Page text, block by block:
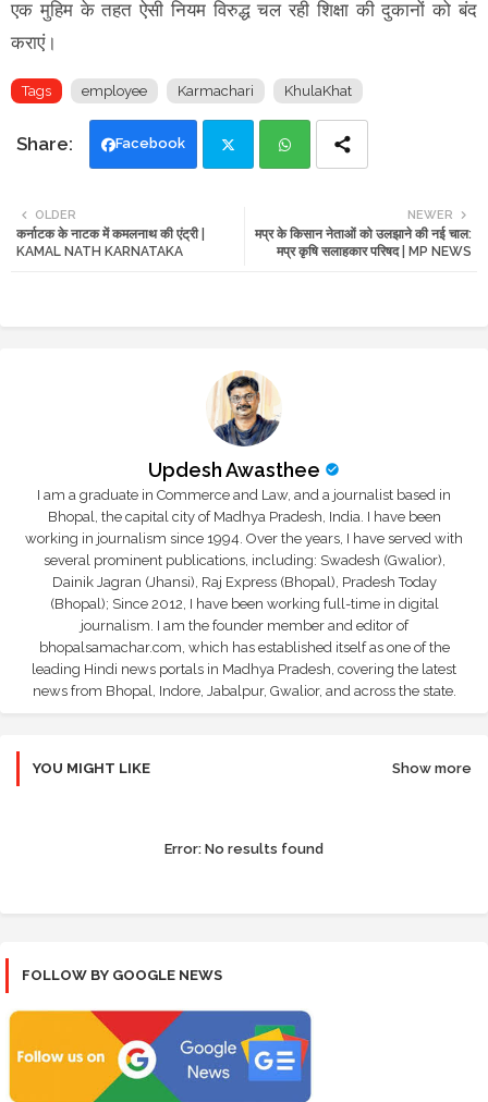
एक मुहिम के तहत ऐसी नियम विरुद्ध चल रही शिक्षा की दुकानों को बंद
कराएं।
Tags employee Karmachari KhulaKhat
Facebook
ats
NEWER
मप्र के किसान नेताओं को उलझाने की नई चाल:
मप्र कृषि सलाहकार परिषद | MP NEWS
OLDER
कर्नाटक के नाटक में कमलनाथ की एंट्री |
KAMAL NATH KARNATAKA
Updesh Awasthee
I am a graduate in Commerce and Law, and a journalist based in
Bhopal, the capital city of Madhya Pradesh, India. I have been
working in journalism since 1994. Over the years, I have served with
several prominent publications, including: Swadesh (Gwalior),
Dainik Jagran (Jhansi), Raj Express (Bhopal), Pradesh Today
(Bhopal); Since 2012, I have been working full-time in digital
journalism. I am the founder member and editor of
bhopalsamachar.com, which has established itself as one of the
leading Hindi news portals in Madhya Pradesh, covering the latest
news from Bhopal, Indore, Jabalpur, Gwalior, and across the state.
YOU MIGHT LIKE Show more
Error: No results found
FOLLOW BY GOOGLE NEWS